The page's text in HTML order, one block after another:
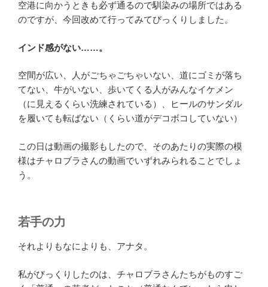
空港に向かうときも必ず通るので馴染みの場所ではある
のですが、今回改めて行ってみてびっくりしました。
インド感がない……。
空間が広い、人がごちゃごちゃいない、道にゴミが落ち
てない、牛がいない、歩いてくる人がみんなイケメン
（に見えるくらい洗練されている）、ヒールのサンダル
を履いても転ばない（くらい道がデコボコしていない）
この日は動画の撮影もしたので、そのあたりの実際の模
様はチャロブラさんの動画でいずれみられることでしょ
う。
若手の力
それよりもなによりも、アナタ。
私がびっくりしたのは、チャロブラさんたちがものすご